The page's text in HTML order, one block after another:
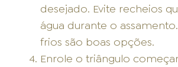
desejado. Evite recheios
água durante o
frios são boas opções.
Enrole o triângulo